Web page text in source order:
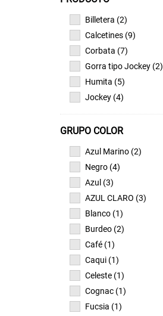
Billetera (2)
Calcetines (9)
Corbata (7)
Gorra tipo Jockey (2)
Humita (5)
Jockey (4)
GRUPO COLOR
Azul Marino (2)
Negro (4)
Azul (3)
AZUL CLARO (3)
Blanco (1)
Burdeo (2)
Café (1)
Caqui (1)
Celeste (1)
Cognac (1)
Fucsia (1)